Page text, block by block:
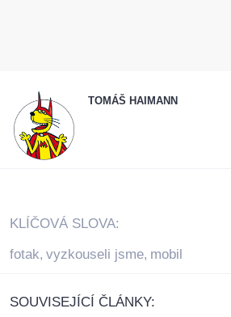
TOMÁŠ HAIMANN
KLÍČOVÁ SLOVA:
fotak, vyzkouseli jsme, mobil
SOUVISEJÍCÍ ČLÁNKY: